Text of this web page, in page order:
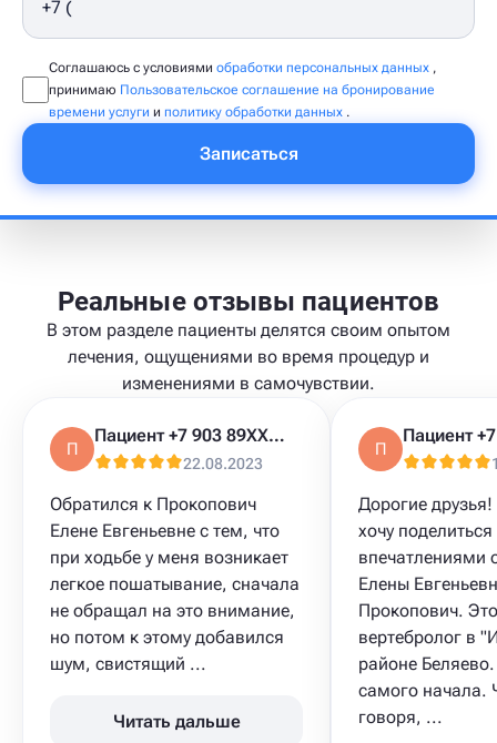
Соглашаюсь с условиями обработки персональных данных ,
принимаю Пользовательское соглашение на бронирование
времени услуги и политику обработки данных .
Записаться
Реальные отзывы пациентов
В этом разделе пациенты делятся своим опытом
лечения, ощущениями во время процедур и
изменениями в самочувствии.
П
Пациент +7 903 89XXXXX
22.08.2023
Обратился к Прокопович
Елене Евгеньевне с тем, что
при ходьбе у меня возникает
легкое пошатывание, сначала
не обращал на это внимание,
но потом к этому добавился
шум, свистящий ...
Читать дальше
П
Дорогие
хочу
впечатлениями
Елены
Прокопович.
вертебролог в
районе
самого начала.
говоря, ...